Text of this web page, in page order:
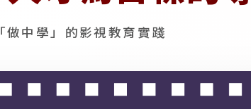
「做中學」的影視教育實踐